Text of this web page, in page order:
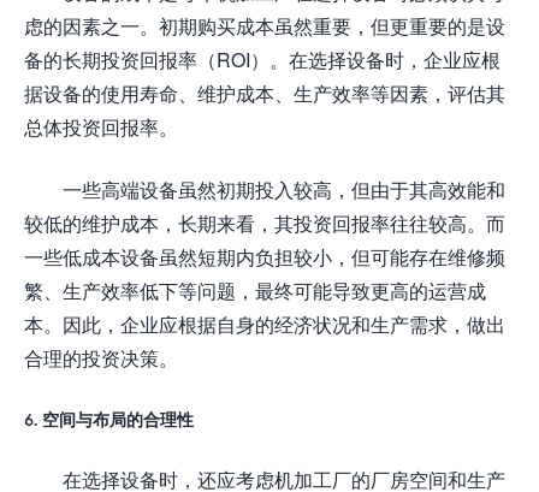
虑的因素之一。初期购买成本虽然重要，但更重要的是设
备的长期投资回报率（ROI）。在选择设备时，企业应根
据设备的使用寿命、维护成本、生产效率等因素，评估其
总体投资回报率。
一些高端设备虽然初期投入较高，但由于其高效能和
较低的维护成本，长期来看，其投资回报率往往较高。而
一些低成本设备虽然短期内负担较小，但可能存在维修频
繁、生产效率低下等问题，最终可能导致更高的运营成
本。因此，企业应根据自身的经济状况和生产需求，做出
合理的投资决策。
6. 空间与布局的合理性
在选择设备时，还应考虑机加工厂的厂房空间和生产